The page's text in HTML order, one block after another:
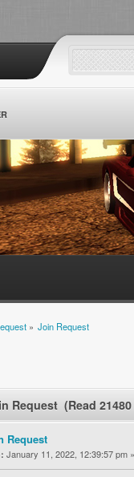
» Join Request
Request (Read
Request
January 11, 2022, 12:39:57 pm »